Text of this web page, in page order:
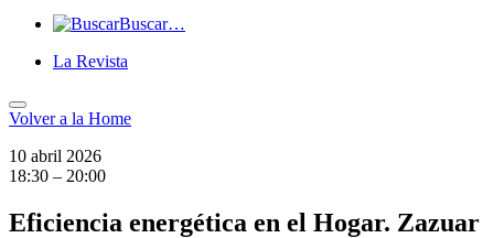
Buscar…
La Revista
Volver a la Home
10 abril 2026
18:30 – 20:00
Eficiencia energética en el Hogar. Zazuar